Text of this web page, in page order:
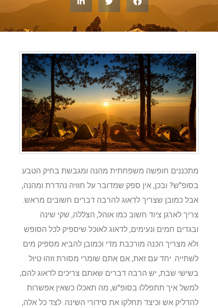
מתכננים חופשה משפחתית מהנה ומגבשת בחיק הטבע
בסופ"ש? ובכן, אין ספק שמדובר על חוויה נהדרת ומהנה,
אבל כמובן שצריך לדאוג להרבה דברים חשובים מראש.
צריך לארגן ציוד חשוב כמו אוהל, הצללה, שקי שינה
ובגדים חמים ונעימים, לדאוג לאוכל שיספיק לכל הסופש
ולא מצריך הכנה מורכבת מדי וכמובן להביא מספיק מים
לשתייה. יחד עם זאת, אם אתם שומרי מסורת וזהו טיול
בשישי שבת, יש הרבה דברים שאתם צריכים לדאוג להם,
למשל איך תתפללו בסופ"ש, מה תאכלו כשאין אפשרות
להדליק אש וכיצד תחלקו את סידורי השינה. לצד כל אלה,